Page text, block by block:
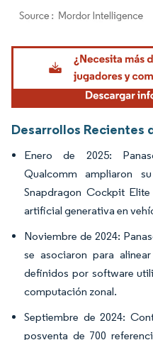
Imagen © Mordor Intelligence. El
Desarrollos Recientes
Enero de 2025:
Qualcomm ampliaron
Snapdragon Cockpit
artificial generativa en
Noviembre de 2024:
se asociaron para
definidos por software
computación zonal.
Septiembre de 2024:
posventa de 700